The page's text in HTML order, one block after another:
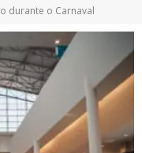
durante o Carnaval